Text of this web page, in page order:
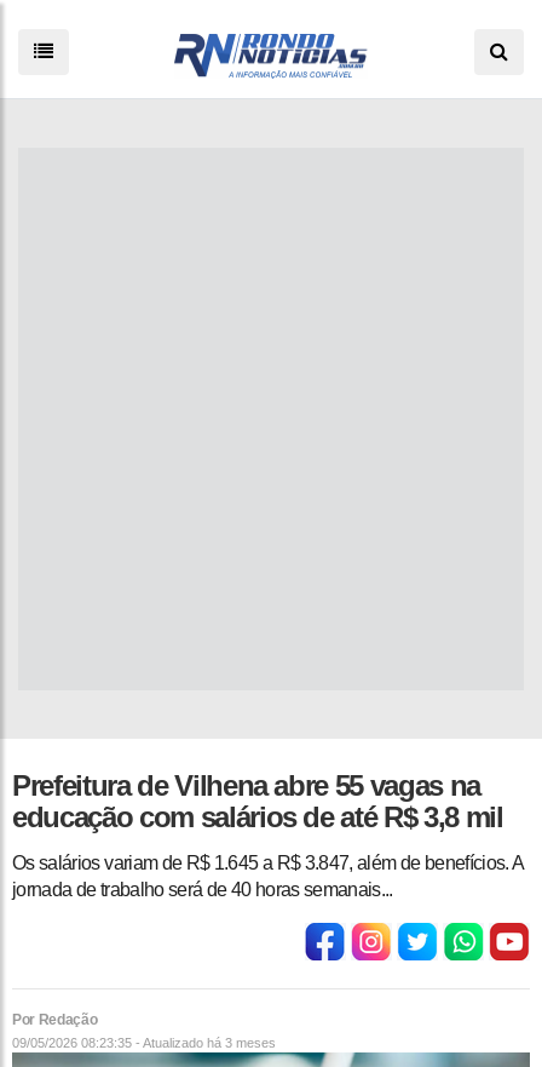
Prefeitura de Vilhena abre 55 vagas na
educação com salários de até R$ 3,8 mil
Os salários variam de R$ 1.645 a R$ 3.847, além de benefícios. A
jornada de trabalho será de 40 horas semanais...
Por Redação
09/05/2026 08:23:35 - Atualizado há 3 meses